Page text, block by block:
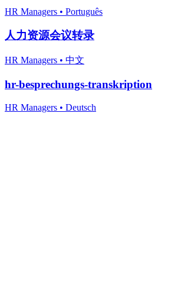
HR Managers • Português
人力资源会议转录
HR Managers • 中文
hr-besprechungs-transkription
HR Managers • Deutsch